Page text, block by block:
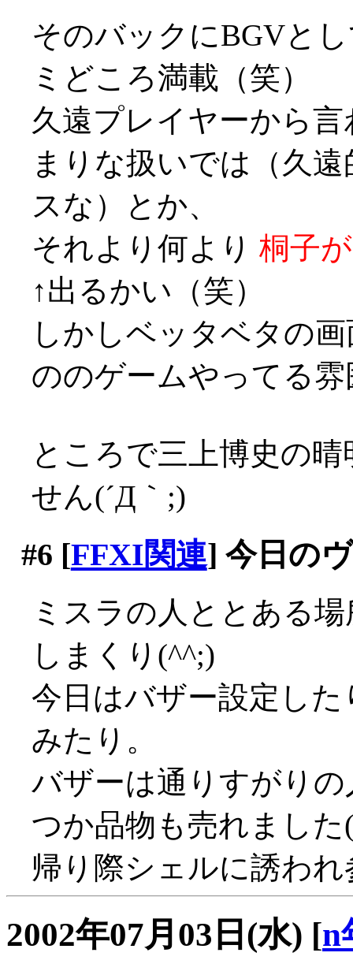
そのバックにBGVと
ミどころ満載（笑）
久遠プレイヤーから
まりな扱いでは（久
スな）とか、
それより何より 桐子
↑出るかい（笑）
しかしベッタベタの
ののゲームやってる
ところで三上博史の
せん(´Д｀;)
#6 [FFXI関連] 今日の
ミスラの人ととある
しまくり(^^;)
今日はバザー設定し
みたり。
バザーは通りすがり
つか品物も売れまし
帰り際シェルに誘わ
2002年07月03日(水) [n